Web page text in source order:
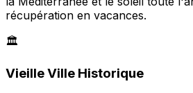
récupération en vacances.
🏛️
Vieille Ville Historique